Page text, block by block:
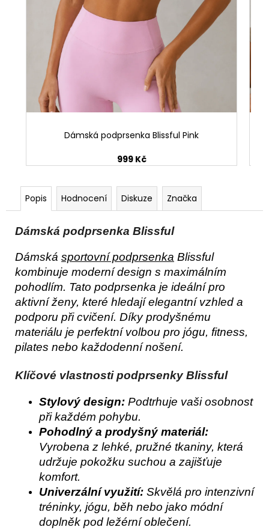
Dámská podprsenka Blissful Pink
999 Kč
Popis Hodnocení Diskuze Značka
Dámská podprsenka Blissful
Dámská sportovní podprsenka Blissful
kombinuje moderní design s maximálním
pohodlím. Tato podprsenka je ideální pro
aktivní ženy, které hledají elegantní vzhled a
podporu při cvičení. Díky prodyšnému
materiálu je perfektní volbou pro jógu, fitness,
pilates nebo každodenní nošení.
Klíčové vlastnosti podprsenky Blissful
Stylový design: Podtrhuje vaši osobnost
při každém pohybu.
Pohodlný a prodyšný materiál:
Vyrobena z lehké, pružné tkaniny, která
udržuje pokožku suchou a zajišťuje
komfort.
Univerzální využití: Skvělá pro intenzivní
tréninky, jógu, běh nebo jako módní
doplněk pod ležérní oblečení.